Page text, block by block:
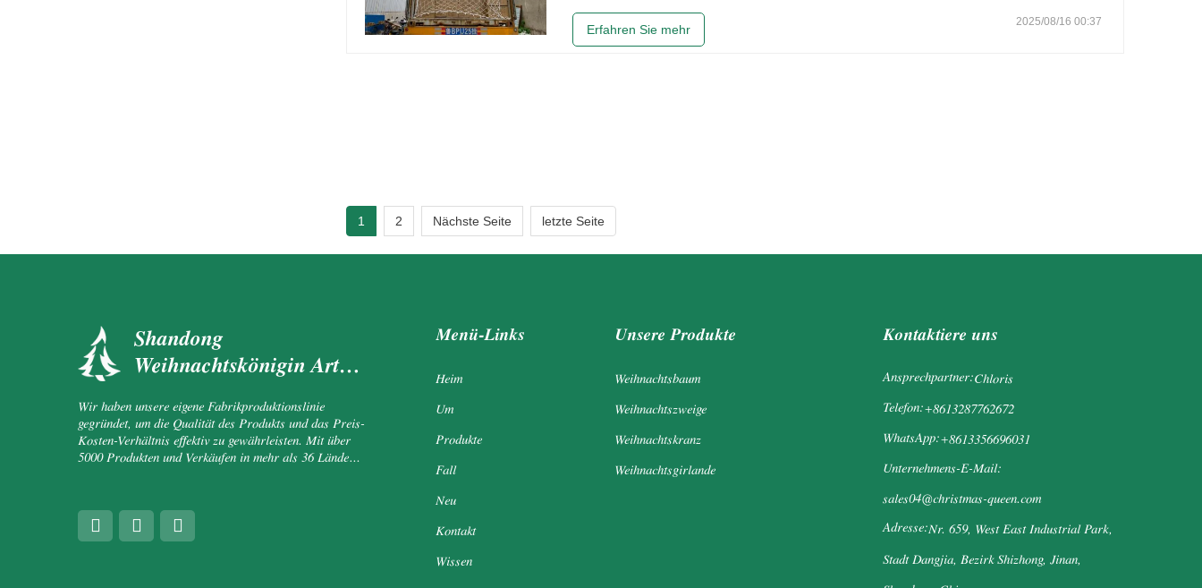
diese Lieferung ein weiterer wichtiger
Erfahren Sie mehr
2025/08/16 00:37
1 2 Nächste Seite letzte Seite
Shandong
Weihnachtskönigin Arts
Ltd.
Wir haben unsere eigene Fabrikproduktionslinie
gegründet, um die Qualität des Produkts und das Preis-
Kosten-Verhältnis effektiv zu gewährleisten. Mit über
5000 Produkten und Verkäufen in mehr als 36 Ländern
Menü-Links
Heim
Um
Produkte
Fall
Neu
Kontakt
Wissen
Unsere Produkte
Weihnachtsbaum
Weihnachtszweige
Weihnachtskranz
Weihnachtsgirlande
Kontaktiere uns
Ansprechpartner:Chloris
Telefon:+8613287762672
WhatsApp:+8613356696031
Unternehmens-E-Mail:
sales04@christmas-queen.com
Adresse:Nr. 659, West East Industrial Park,
Stadt Dangjia, Bezirk Shizhong, Jinan,